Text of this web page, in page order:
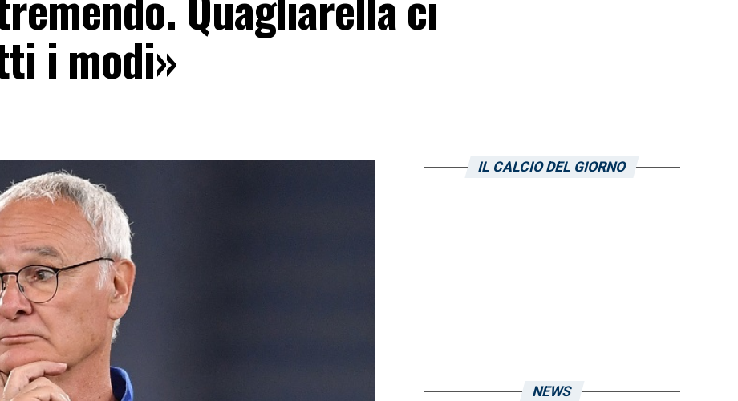
i modi»
IL CALCIO DEL GIORNO
NEWS